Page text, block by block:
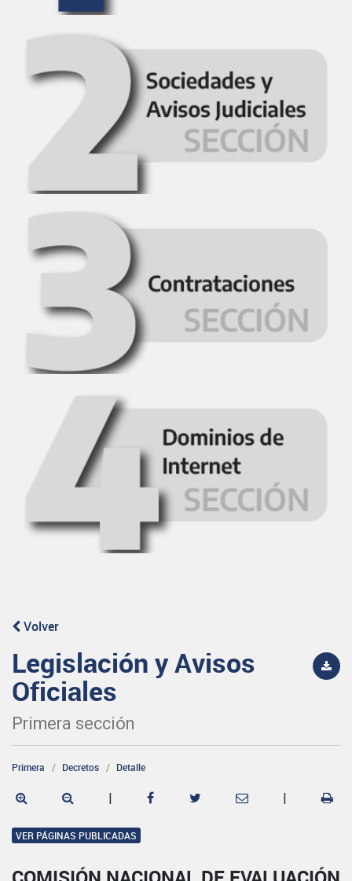
Volver
Legislación y Avisos
Oficiales
Primera sección
Primera Decretos Detalle
| |
VER PÁGINAS PUBLICADAS